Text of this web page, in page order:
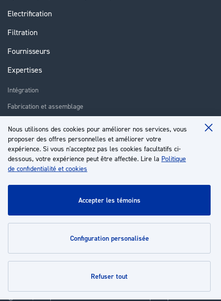
Nous utilisons des cookies pour améliorer nos services, vous
proposer des offres personnelles et améliorer votre
expérience. Si vous n'acceptez pas les cookies facultatifs ci-
dessous, votre expérience peut être affectée. Lire la Politique
de confidentialité et cookies
accepter les témoins
configuration personalisée
refuser tout
Electrification
Filtration
Fournisseurs
Expertises
Intégration
Fabrication et assemblage
Réparation
Formation
À propos
Service client